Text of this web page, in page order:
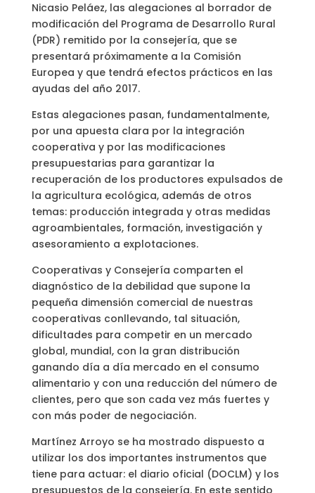
Nicasio Peláez, las alegaciones al borrador de
modificación del Programa de Desarrollo Rural
(PDR) remitido por la consejería, que se
presentará próximamente a la Comisión
Europea y que tendrá efectos prácticos en las
ayudas del año 2017.
Estas alegaciones pasan, fundamentalmente,
por una apuesta clara por la integración
cooperativa y por las modificaciones
presupuestarias para garantizar la
recuperación de los productores expulsados de
la agricultura ecológica, además de otros
temas: producción integrada y otras medidas
agroambientales, formación, investigación y
asesoramiento a explotaciones.
Cooperativas y Consejería comparten el
diagnóstico de la debilidad que supone la
pequeña dimensión comercial de nuestras
cooperativas conllevando, tal situación,
dificultades para competir en un mercado
global, mundial, con la gran distribución
ganando día a día mercado en el consumo
alimentario y con una reducción del número de
clientes, pero que son cada vez más fuertes y
con más poder de negociación.
Martínez Arroyo se ha mostrado dispuesto a
utilizar los dos importantes instrumentos que
tiene para actuar: el diario oficial (DOCLM) y los